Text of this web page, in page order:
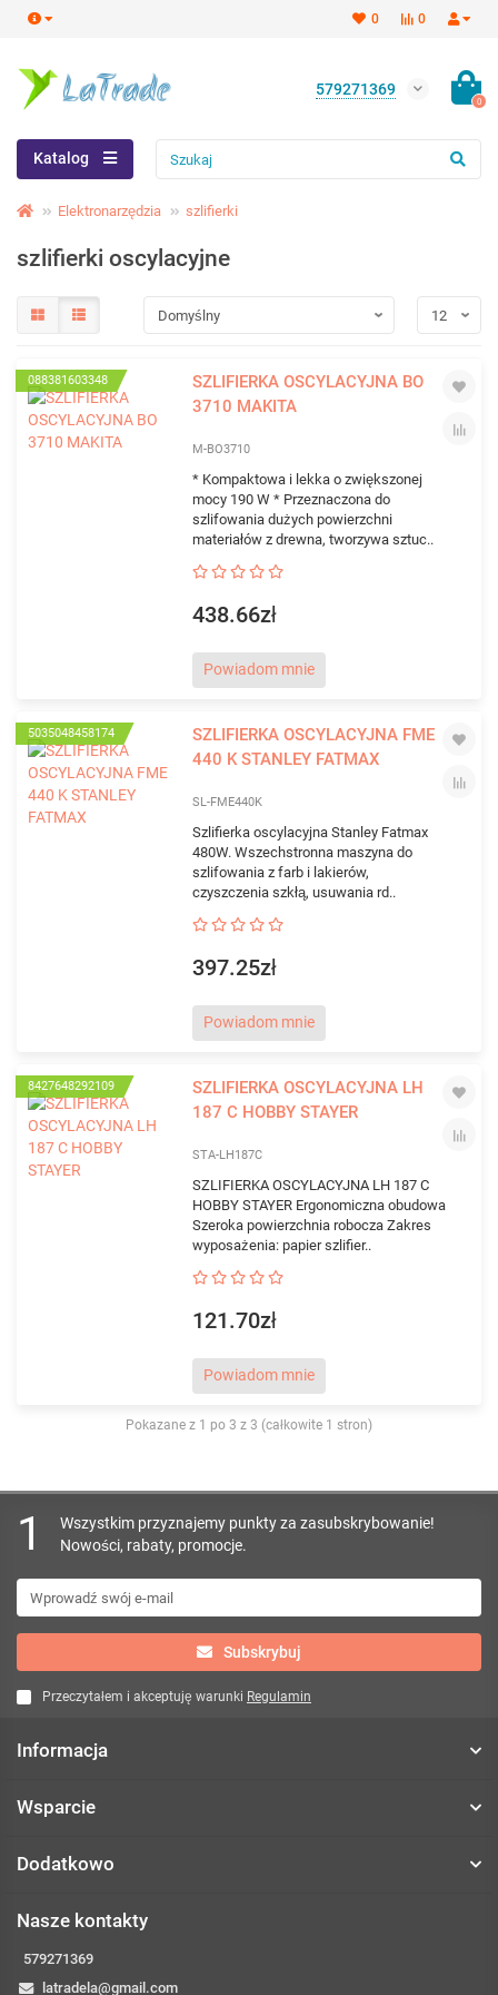
0
0
579271369
0
Katalog
Elektronarzędzia szlifierki
szlifierki oscylacyjne
088381603348
SZLIFIERKA OSCYLACYJNA BO
3710 MAKITA
M-BO3710
* Kompaktowa i lekka o zwiększonej
mocy 190 W * Przeznaczona do
szlifowania dużych powierzchni
materiałów z drewna, tworzywa sztuc..
438.66zł
Powiadom mnie
5035048458174
SZLIFIERKA OSCYLACYJNA FME
440 K STANLEY FATMAX
SL-FME440K
Szlifierka oscylacyjna Stanley Fatmax
480W. Wszechstronna maszyna do
szlifowania z farb i lakierów,
czyszczenia szkłą, usuwania rd..
397.25zł
Powiadom mnie
8427648292109
SZLIFIERKA OSCYLACYJNA LH
187 C HOBBY STAYER
STA-LH187C
SZLIFIERKA OSCYLACYJNA LH 187 C
HOBBY STAYER Ergonomiczna obudowa
Szeroka powierzchnia robocza Zakres
wyposażenia: papier szlifier..
121.70zł
Powiadom mnie
Pokazane z 1 po 3 z 3 (całkowite 1 stron)
1
Wszystkim przyznajemy punkty za zasubskrybowanie!
Nowości, rabaty, promocje.
Subskrybuj
Przeczytałem i akceptuję warunki Regulamin
Informacja
Wsparcie
Dodatkowo
Nasze kontakty
579271369
latradela@gmail.com